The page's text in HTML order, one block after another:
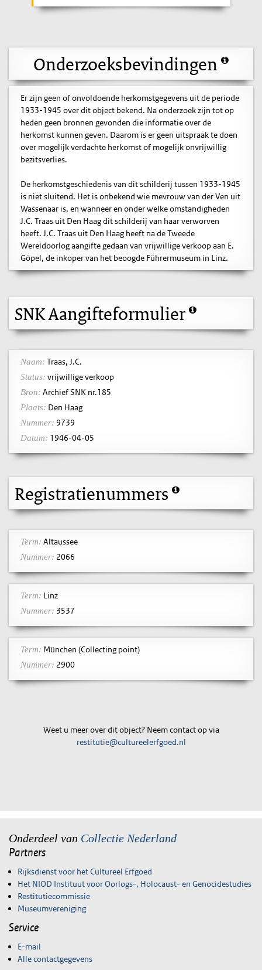
Onderzoeksbevindingen
Er zijn geen of onvoldoende herkomstgegevens uit de periode
1933-1945 over dit object bekend. Na onderzoek zijn tot op
heden geen bronnen gevonden die informatie over de
herkomst kunnen geven. Daarom is er geen uitspraak te doen
over mogelijk verdachte herkomst of mogelijk onvrijwillig
bezitsverlies.
De herkomstgeschiedenis van dit schilderij tussen 1933-1945
is niet sluitend. Het is onbekend wie mevrouw van der Ven uit
Wassenaar is, en wanneer en onder welke omstandigheden
J.C. Traas uit Den Haag dit schilderij van haar verworven
heeft. J.C. Traas uit Den Haag heeft na de Tweede
Wereldoorlog aangifte gedaan van vrijwillige verkoop aan E.
Göpel, de inkoper van het beoogde Führermuseum in Linz.
SNK Aangifteformulier
Naam: Traas, J.C.
Status: vrijwillige verkoop
Bron: Archief SNK nr.185
Plaats: Den Haag
Nummer: 9739
Datum: 1946-04-05
Registratienummers
Term: Altaussee
Nummer: 2066
Term: Linz
Nummer: 3537
Term: München (Collecting point)
Nummer: 2900
Weet u meer over dit object? Neem contact op via
restitutie@cultureelerfgoed.nl
Onderdeel van Collectie Nederland
Partners
Rijksdienst voor het Cultureel Erfgoed
Het NIOD Instituut voor Oorlogs-, Holocaust- en Genocidestudies
Restitutiecommissie
Museumvereniging
Service
E-mail
Alle contactgegevens